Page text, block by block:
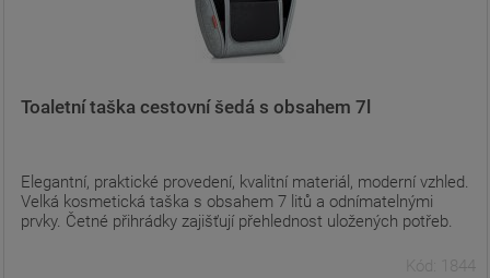
Toaletní taška cestovní šedá s obsahem 7l
Elegantní, praktické provedení, kvalitní materiál, moderní vzhled.
Velká kosmetická taška s obsahem 7 litů a odnímatelnými
prvky. Četné přihrádky zajišťují přehlednost uložených potřeb.
Kód: 1844